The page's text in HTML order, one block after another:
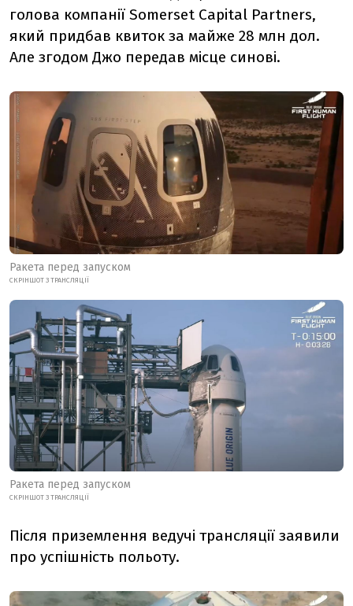
голова компанії Somerset Capital Partners,
який придбав квиток за майже 28 млн дол.
Але згодом Джо передав місце синові.
Ракета перед запуском
СКРІНШОТ З ТРАНСЛЯЦІЇ
Ракета перед запуском
СКРІНШОТ З ТРАНСЛЯЦІЇ
Після приземлення ведучі трансляції заявили
про успішність польоту.